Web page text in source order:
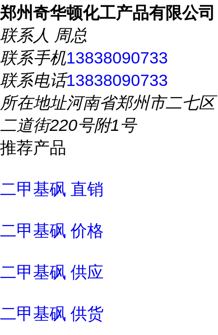
郑州奇华顿化工产品有限公司
联系人 周总
联系手机13838090733
联系电话13838090733
所在地址河南省郑州市二七区
二道街220号附1号
推荐产品
二甲基砜 直销
二甲基砜 价格
二甲基砜 供应
二甲基砜 供货